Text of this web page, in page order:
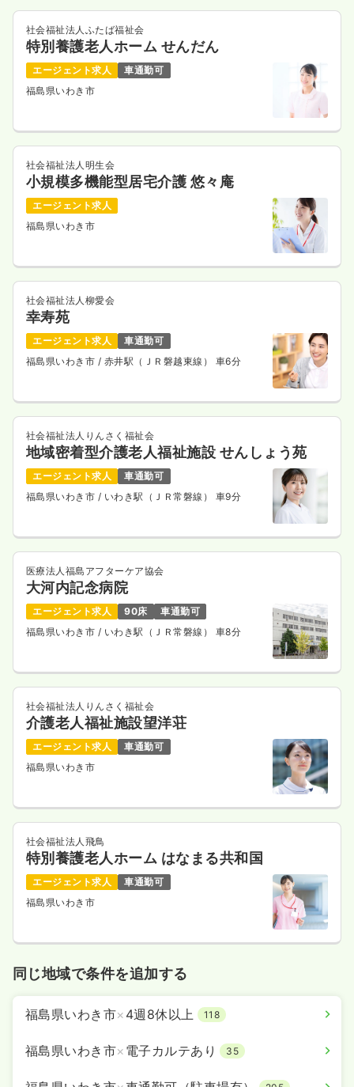
訪問看護 一般＋療養
日勤のみ（常勤）
給与 22.0
※経験7年の例
土日祝休み
月給22万円以上可
気になる
日勤のみ（パート） 一時募集休止
土日祝休み
時給1,300円以上可
気になる 詳細を見る
社会福祉法人ふたば福祉会
特別養護老人ホーム せんだん
エージェント求人
車通勤可
福島県いわき市
社会福祉法人明生会
小規模多機能型居宅介護 悠々庵
エージェント求人
福島県いわき市
社会福祉法人柳愛会
幸寿苑
エージェント求人
車通勤可
福島県いわき市 / 赤井駅（ＪＲ磐越東線） 車6分
社会福祉法人りんさく福祉会
地域密着型介護老人福祉施設 せんしょう苑
エージェント求人
車通勤可
福島県いわき市 / いわき駅（ＪＲ常磐線） 車9分
医療法人福島アフターケア協会
大河内記念病院
エージェント求人 90床
車通勤可
福島県いわき市 / いわき駅（ＪＲ常磐線） 車8分
社会福祉法人りんさく福祉会
介護老人福祉施設望洋荘
エージェント求人
車通勤可
福島県いわき市
社会福祉法人飛鳥
特別養護老人ホーム はなまる共和国
エージェント求人
車通勤可
福島県いわき市
同じ地域で条件を追加する
福島県いわき市× 4週8休以上 118
福島県いわき市× 電子カルテあり 35